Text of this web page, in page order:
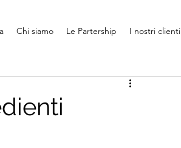
Chi siamo Le Partership I nostri clienti